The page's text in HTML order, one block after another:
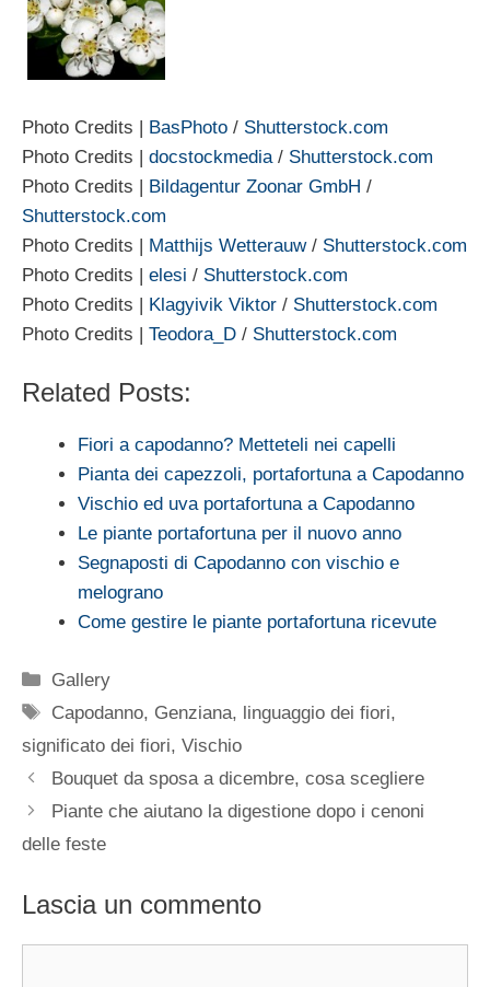
Photo Credits | BasPhoto / Shutterstock.com
Photo Credits | docstockmedia/ Shutterstock.com
Photo Credits |
Bildagentur Zoonar GmbH /
Shutterstock.com
Photo Credits |
Matthijs Wetterauw/ Shutterstock.com
Photo Credits | elesi / Shutterstock.com
Photo Credits |
Klagyivik Viktor / Shutterstock.com
Photo Credits | Teodora_D / Shutterstock.com
Related Posts:
Fiori a capodanno? Metteteli nei capelli
Pianta dei capezzoli, portafortuna a Capodanno
Vischio ed uva portafortuna a Capodanno
Le piante portafortuna per il nuovo anno
Segnaposti di Capodanno con vischio e
melograno
Come gestire le piante portafortuna ricevute
Categorie
Gallery
Tag
Capodanno, Genziana, linguaggio dei fiori,
significato dei fiori, Vischio
Bouquet da sposa a dicembre, cosa scegliere
Piante che aiutano la digestione dopo i cenoni
delle feste
Lascia un commento